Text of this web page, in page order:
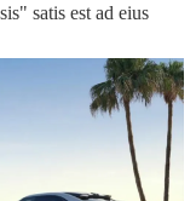
satis est ad eius